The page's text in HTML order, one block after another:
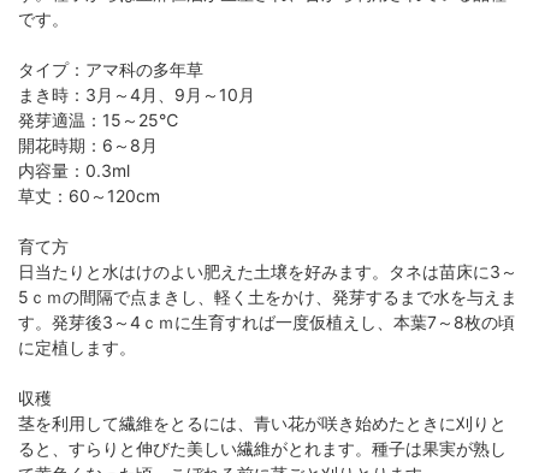
です。
タイプ：アマ科の多年草
まき時：3月～4月、9月～10月
発芽適温：15～25℃
開花時期：6～8月
内容量：0.3ml
草丈：60～120cm
育て方
日当たりと水はけのよい肥えた土壌を好みます。タネは苗床に3～
5ｃｍの間隔で点まきし、軽く土をかけ、発芽するまで水を与えま
す。発芽後3～4ｃｍに生育すれば一度仮植えし、本葉7～8枚の頃
に定植します。
収穫
茎を利用して繊維をとるには、青い花が咲き始めたときに刈りと
ると、すらりと伸びた美しい繊維がとれます。種子は果実が熟し